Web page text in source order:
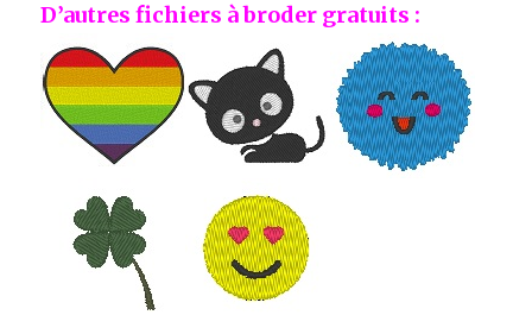
D’autres fichiers à broder gratuits :